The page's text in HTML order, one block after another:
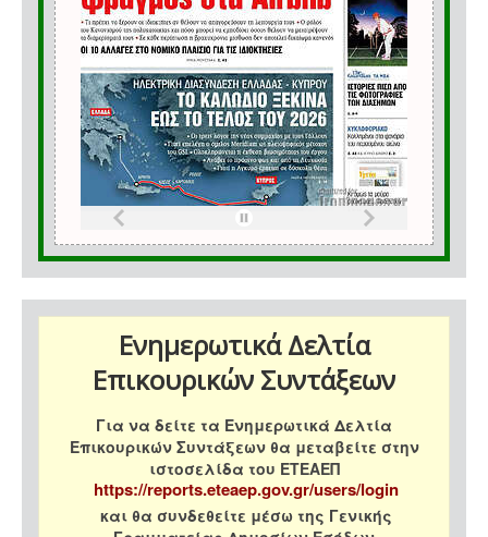
Ενημερωτικά Δελτία
Επικουρικών Συντάξεων
Για να δείτε τα Ενημερωτικά Δελτία
Επικουρικών Συντάξεων θα μεταβείτε στην
ιστοσελίδα του ΕΤΕΑΕΠ
https://reports.eteaep.gov.gr/users/login
και θα συνδεθείτε μέσω της Γενικής